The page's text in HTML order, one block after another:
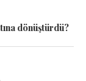
Dünyadaki Bütün